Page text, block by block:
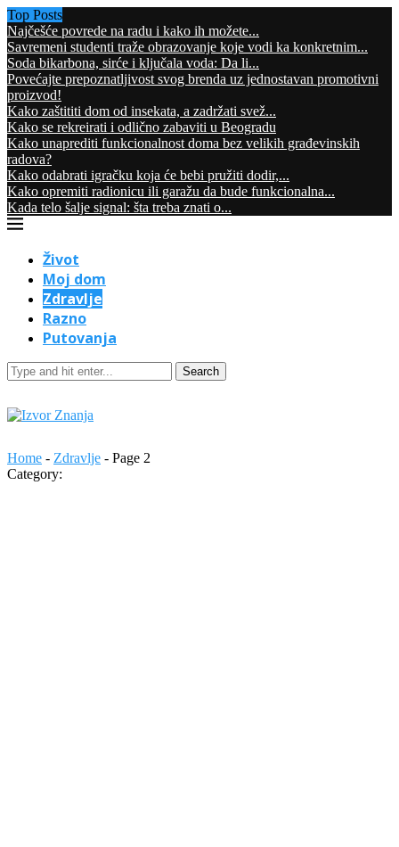
Top Posts
Najčešće povrede na radu i kako ih možete...
Savremeni studenti traže obrazovanje koje vodi ka konkretnim...
Soda bikarbona, sirće i ključala voda: Da li...
Povećajte prepoznatljivost svog brenda uz jednostavan promotivni
proizvod!
Kako zaštititi dom od insekata, a zadržati svež...
Kako se rekreirati i odlično zabaviti u Beogradu
Kako unaprediti funkcionalnost doma bez velikih građevinskih
radova?
Kako odabrati igračku koja će bebi pružiti dodir,...
Kako opremiti radionicu ili garažu da bude funkcionalna...
Kada telo šalje signal: šta treba znati o...
Život
Moj dom
Zdravlje
Razno
Putovanja
Search
Home - Zdravlje - Page 2
Category: